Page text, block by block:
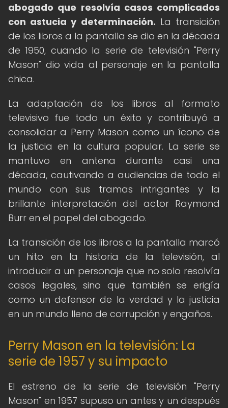
abogado que resolvía casos complicados
con astucia y determinación. La transición
de los libros a la pantalla se dio en la década
de 1950, cuando la serie de televisión "Perry
Mason" dio vida al personaje en la pantalla
chica.
La adaptación de los libros al formato
televisivo fue todo un éxito y contribuyó a
consolidar a Perry Mason como un ícono de
la justicia en la cultura popular. La serie se
mantuvo en antena durante casi una
década, cautivando a audiencias de todo el
mundo con sus tramas intrigantes y la
brillante interpretación del actor Raymond
Burr en el papel del abogado.
La transición de los libros a la pantalla marcó
un hito en la historia de la televisión, al
introducir a un personaje que no solo resolvía
casos legales, sino que también se erigía
como un defensor de la verdad y la justicia
en un mundo lleno de corrupción y engaños.
Perry Mason en la televisión: La
serie de 1957 y su impacto
El estreno de la serie de televisión "Perry
Mason" en 1957 supuso un antes y un después